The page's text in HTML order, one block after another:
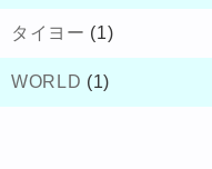
タイヨー (1)
WORLD (1)